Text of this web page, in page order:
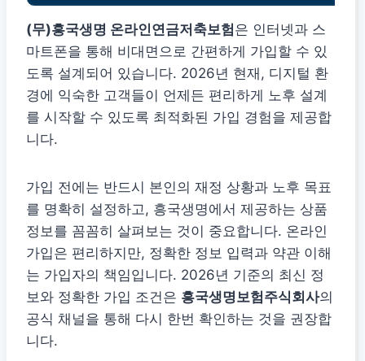
(무)흥국생명 온라인연금저축보험은 인터넷과 스
마트폰을 통해 비대면으로 간편하게 가입할 수 있
도록 설계되어 있습니다. 2026년 현재, 디지털 환
경에 익숙한 고객들이 언제든 편리하게 노후 설계
를 시작할 수 있도록 최적화된 가입 경험을 제공합
니다.
가입 전에는 반드시 본인의 재정 상황과 노후 목표
를 명확히 설정하고, 흥국생명에서 제공하는 상품
정보를 꼼꼼히 살펴보는 것이 중요합니다. 온라인
가입은 편리하지만, 정확한 정보 입력과 약관 이해
는 가입자의 책임입니다. 2026년 기준의 최신 정
보와 정확한 가입 조건은 흥국생명보험주식회사의
공식 채널을 통해 다시 한번 확인하는 것을 권장합
니다.